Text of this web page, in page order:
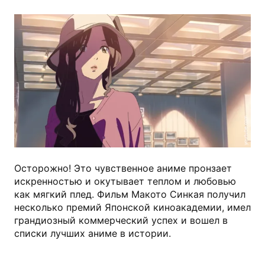
youtube.com
Осторожно! Это чувственное аниме пронзает
искренностью и окутывает теплом и любовью
как мягкий плед. Фильм Макото Синкая получил
несколько премий Японской киноакадемии, имел
грандиозный коммерческий успех и вошел в
списки лучших аниме в истории.